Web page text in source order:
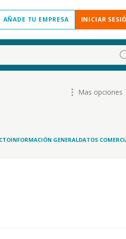
AÑADE TU EMPRESA INICIAR
Mas opciones
INFORMACIÓN GENERALDATOS